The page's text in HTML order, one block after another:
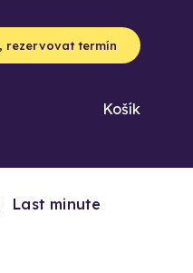
rezervovat termín
Košík
Last minute